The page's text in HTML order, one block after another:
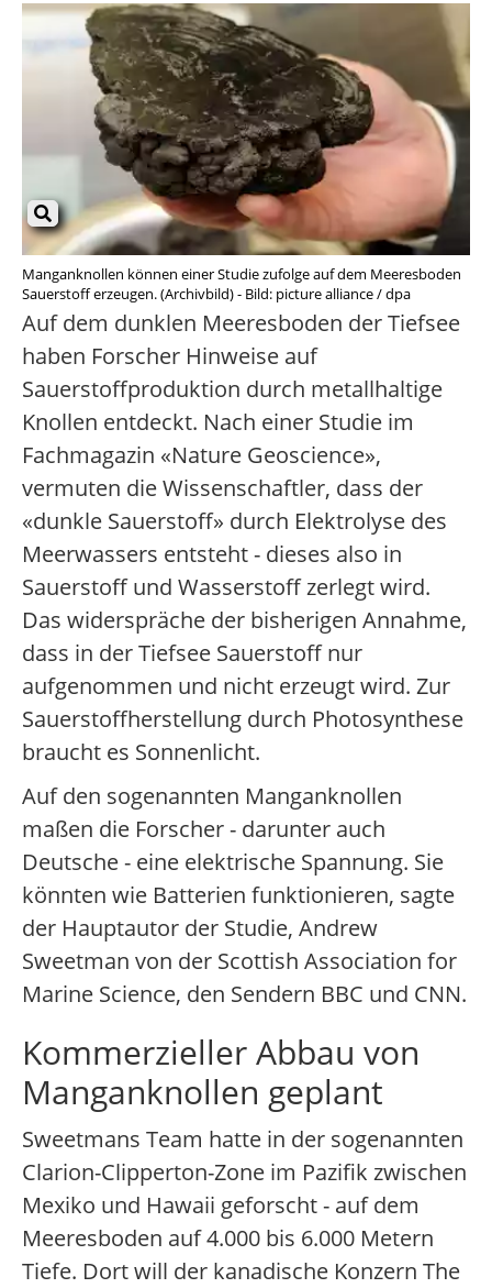
Manganknollen können einer Studie zufolge auf dem Meeresboden
Sauerstoff erzeugen. (Archivbild) - Bild: picture alliance / dpa
Auf dem dunklen Meeresboden der Tiefsee
haben Forscher Hinweise auf
Sauerstoffproduktion durch metallhaltige
Knollen entdeckt. Nach einer Studie im
Fachmagazin «Nature Geoscience»,
vermuten die Wissenschaftler, dass der
«dunkle Sauerstoff» durch Elektrolyse des
Meerwassers entsteht - dieses also in
Sauerstoff und Wasserstoff zerlegt wird.
Das widerspräche der bisherigen Annahme,
dass in der Tiefsee Sauerstoff nur
aufgenommen und nicht erzeugt wird. Zur
Sauerstoffherstellung durch Photosynthese
braucht es Sonnenlicht.
Auf den sogenannten Manganknollen
maßen die Forscher - darunter auch
Deutsche - eine elektrische Spannung. Sie
könnten wie Batterien funktionieren, sagte
der Hauptautor der Studie, Andrew
Sweetman von der Scottish Association for
Marine Science, den Sendern BBC und CNN.
Kommerzieller Abbau von
Manganknollen geplant
Sweetmans Team hatte in der sogenannten
Clarion-Clipperton-Zone im Pazifik zwischen
Mexiko und Hawaii geforscht - auf dem
Meeresboden auf 4.000 bis 6.000 Metern
Tiefe. Dort will der kanadische Konzern The